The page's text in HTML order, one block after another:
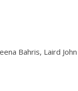
Bahris, Laird